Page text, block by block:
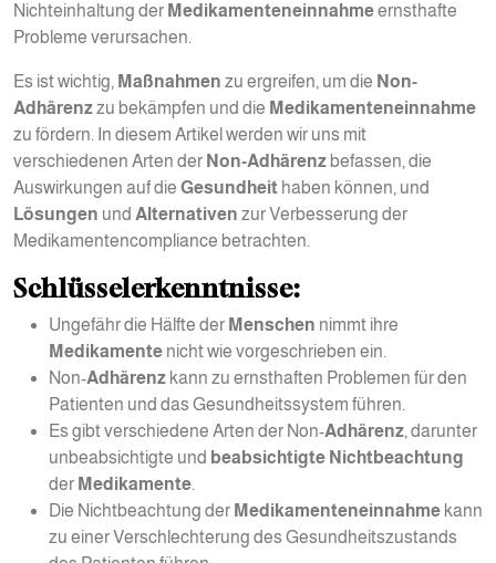
Nichteinhaltung der Medikamenteneinnahmeernsthafte
Probleme verursachen.
Es ist wichtig, Maßnahmen zu ergreifen, um die Non-
Adhärenzzu bekämpfen und die Medikamenteneinnahme
zu fördern. In diesem Artikel werden wir uns mit
verschiedenen Arten der Non-Adhärenz befassen, die
Auswirkungen auf die Gesundheit haben können, und
Lösungen und Alternativen zur Verbesserung der
Medikamentencompliance betrachten.
Schlüsselerkenntnisse:
Ungefähr die Hälfte der Menschen nimmt ihre
Medikamente nicht wie vorgeschrieben ein.
Non-Adhärenz kann zu ernsthaften Problemen für den
Patienten und das Gesundheitssystem führen.
Es gibt verschiedene Arten der Non-Adhärenz, darunter
unbeabsichtigte und beabsichtigte Nichtbeachtung
der Medikamente.
Die Nichtbeachtung der Medikamenteneinnahme kann
zu einer Verschlechterung des Gesundheitszustands